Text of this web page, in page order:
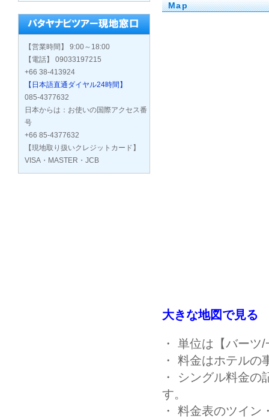
Map
大きな地図で見る
・ 単位は【バー
・ 料金はホテル
・ シングル料金
す。
・ 料金表のツイ
【営業時間】 9:00～18:00
【電話】 09033197215
+66 38-413924
【日本語直通ダイヤル24時間】
085-4377632
日本からは：お使いの国際アクセス番
号
+66 85-4377632
【現地取り扱いクレジットカード】
VISA・MASTER・JCB